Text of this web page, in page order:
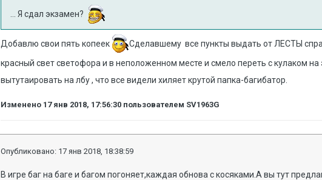
... Я сдал экзамен?
Добавлю свои пять копеек
Сделавшему все пункты выдать от ЛЕСТЫ
красный свет светофора и в неположенном месте и смело переть с кулаком на
вытутаировать на лбу , что все видели хиляет крутой папка-багибатор.
Изменено 17 янв 2018, 17:56:30 пользователем SV1963G
Опубликовано: 17 янв 2018, 18:38:59
В игре баг на баге и багом погоняет,каждая обнова с косяками.А вы тут